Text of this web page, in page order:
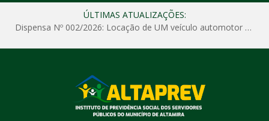
ÚLTIMAS ATUALIZAÇÕES:
Dispensa Nº 002/2026: Locação de UM veículo automotor sem motorista, tipo passeio, com seguro total e quilometragem livre, para atender as demandas operacionais e administrativas do Instituto de Previdência Social dos Servidores Públicos do Município de Altamira – PA – ALTAPREV.